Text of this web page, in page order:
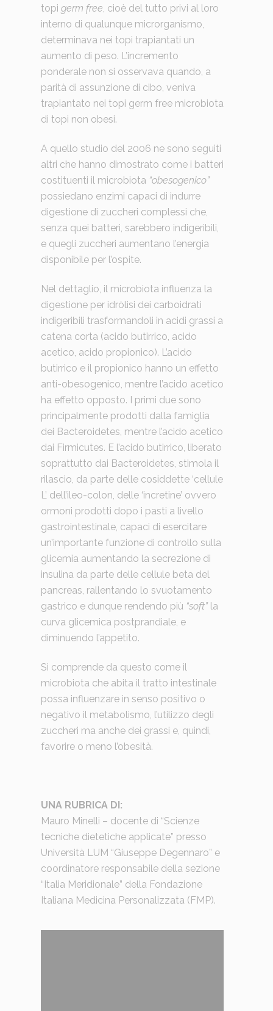
topi germ free , cioè del tutto privi al loro
interno di qualunque microrganismo,
determinava nei topi trapiantati un
aumento di peso. L’incremento
ponderale non si osservava quando, a
parità di assunzione di cibo, veniva
trapiantato nei topi germ free microbiota
di topi non obesi.
A quello studio del 2006 ne sono seguiti
altri che hanno dimostrato come i batteri
costituenti il microbiota “obesogenico”
possiedano enzimi capaci di indurre
digestione di zuccheri complessi che,
senza quei batteri, sarebbero indigeribili,
e quegli zuccheri aumentano l’energia
disponibile per l’ospite.
Nel dettaglio, il microbiota influenza la
digestione per idròlisi dei carboidrati
indigeribili trasformandoli in acidi grassi a
catena corta (acido butirrico, acido
acetico, acido propionico). L’acido
butirrico e il propionico hanno un effetto
anti-obesogenico, mentre l’acido acetico
ha effetto opposto. I primi due sono
principalmente prodotti dalla famiglia
dei Bacteroidetes, mentre l’acido acetico
dai Firmicutes. E l’acido butirrico, liberato
soprattutto dai Bacteroidetes, stimola il
rilascio, da parte delle cosiddette ‘cellule
L’ dell’ileo-colon, delle ‘incretine’ ovvero
ormoni prodotti dopo i pasti a livello
gastrointestinale, capaci di esercitare
un’importante funzione di controllo sulla
glicemia aumentando la secrezione di
insulina da parte delle cellule beta del
pancreas, rallentando lo svuotamento
gastrico e dunque rendendo più “soft”la
curva glicemica postprandiale, e
diminuendo l’appetito.
Si comprende da questo come il
microbiota che abita il tratto intestinale
possa influenzare in senso positivo o
negativo il metabolismo, l’utilizzo degli
zuccheri ma anche dei grassi e, quindi,
favorire o meno l’obesità.
UNA RUBRICA DI:
Mauro Minelli – docente di “Scienze
tecniche dietetiche applicate” presso
Università LUM “Giuseppe Degennaro” e
coordinatore responsabile della sezione
“Italia Meridionale” della Fondazione
Italiana Medicina Personalizzata (FMP).